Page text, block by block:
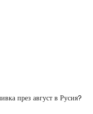
през август в Русия?